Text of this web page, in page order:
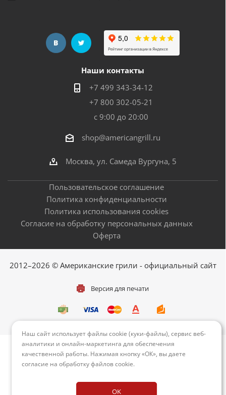
Наши контакты
+7 499 343-34-12
+7 800 302-05-21
с 9:00 до 20:00
shop@americangrill.ru
Москва, ул. Самеда Вургуна, 5
Пользовательское соглашение
Политика конфиденциальности
Политика использования cookies
Согласие на обработку персональных данных
Оферта
2012–2026 © Американские грили - официальный сайт
Версия для печати
Наш сайт использует файлы cookie (куки-файлы), сервис веб-
аналитики и онлайн-маркетинга для обеспечения
качественной работы. Нажимая кнопку «ОК», вы даете
согласие на обработку файлов cookie.
OK